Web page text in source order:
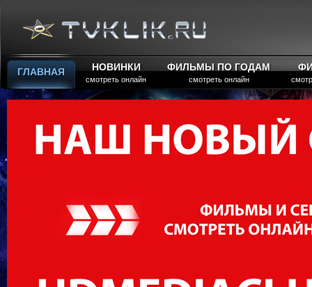
ГЛАВНАЯ НОВИНКИ
смотреть онлайн
ФИЛЬМЫ ПО ГОДАМ
смотреть онлайн